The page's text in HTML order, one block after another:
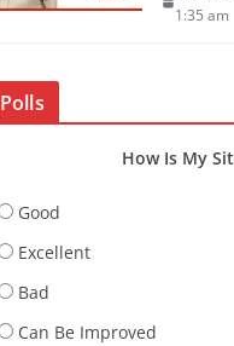
1:35 am
Polls
How Is My
Good
Excellent
Bad
Can Be Improved